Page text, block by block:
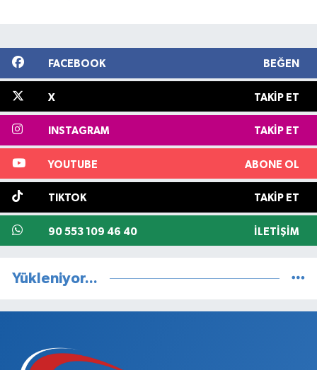
FACEBOOK BEĞEN
X TAKIP ET
INSTAGRAM TAKIP ET
YOUTUBE ABONE OL
TIKTOK TAKIP ET
90 553 109 46 40 İLETIŞIM
Yükleniyor...